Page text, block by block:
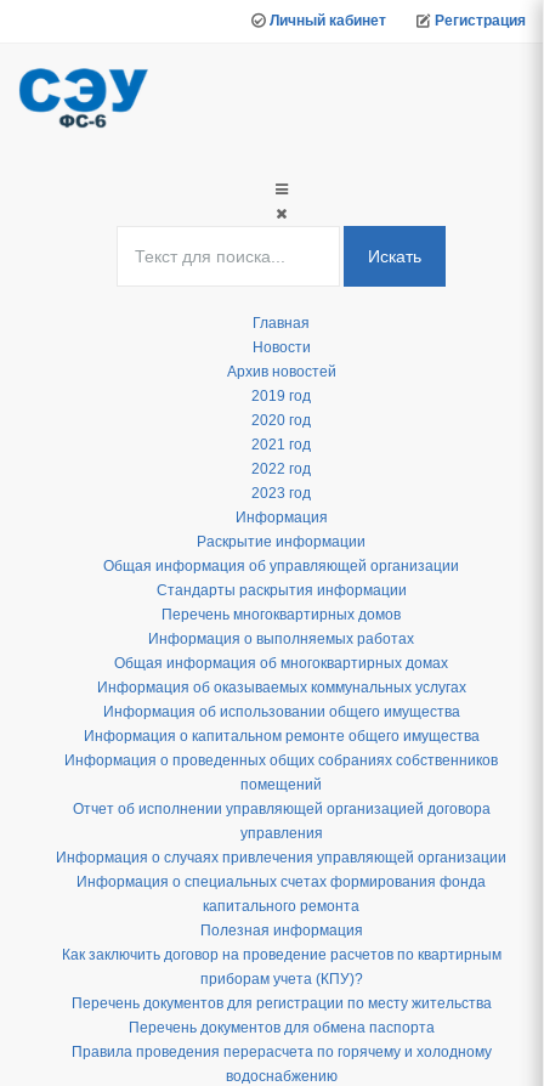
Личный кабинет Регистрация
Искать
Главная
Новости
Архив новостей
2019 год
2020 год
2021 год
2022 год
2023 год
Информация
Раскрытие информации
Общая информация об управляющей организации
Стандарты раскрытия информации
Перечень многоквартирных домов
Информация о выполняемых работах
Общая информация об многоквартирных домах
Информация об оказываемых коммунальных услугах
Информация об использовании общего имущества
Информация о капитальном ремонте общего имущества
Информация о проведенных общих собраниях собственников
помещений
Отчет об исполнении управляющей организацией договора
управления
Информация о случаях привлечения управляющей организации
Информация о специальных счетах формирования фонда
капитального ремонта
Полезная информация
Как заключить договор на проведение расчетов по квартирным
приборам учета (КПУ)?
Перечень документов для регистрации по месту жительства
Перечень документов для обмена паспорта
Правила проведения перерасчета по горячему и холодному
водоснабжению